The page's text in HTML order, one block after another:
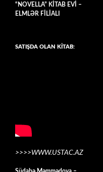
“NOVELLA” KİTAB EVİ –
ELMLƏR FİLİALI
SATIŞDA OLAN KİTAB:
>>>>WWW.USTAC.AZ